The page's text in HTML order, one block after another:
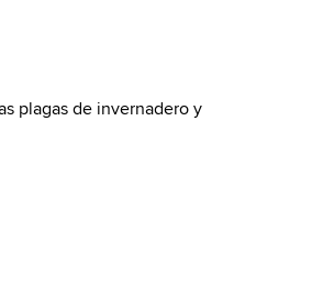
plagas de invernadero y